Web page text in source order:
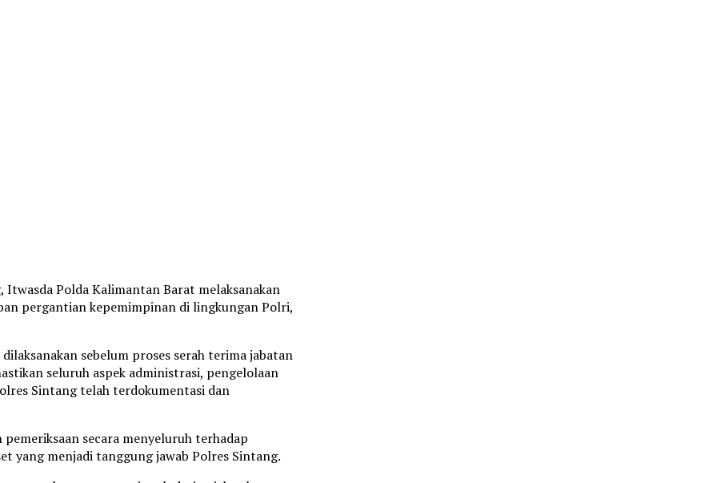
Polda Kalimantan Barat melaksanakan
pergantian kepemimpinan di lingkungan Polri,
sebelum proses serah terima jabatan
seluruh aspek administrasi, pengelolaan
Sintang telah terdokumentasi dan
secara menyeluruh terhadap
yang menjadi tanggung jawab Polres Sintang.